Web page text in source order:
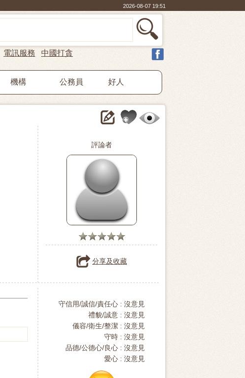
2026-08-07 19:51
電訊服務 中國打貪
機構 公務員 好人
評論者
分享及收藏
守信用/誠信/責任心 : 沒意見
禮貌/誠意 : 沒意見
儀容/衛生/整潔 : 沒意見
守時 : 沒意見
品德/公德心/良心 : 沒意見
愛心 : 沒意見